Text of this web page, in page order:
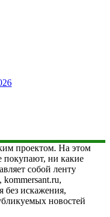
проектом. На этом
покупают, ни какие
собой ленту
kommersant.ru,
без искажения,
новостей